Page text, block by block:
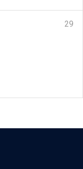
29